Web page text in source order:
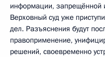
информации, запрещённой
Верховный суд уже
дел. Разъяснения будут
правоприменение,
решений, своевременно